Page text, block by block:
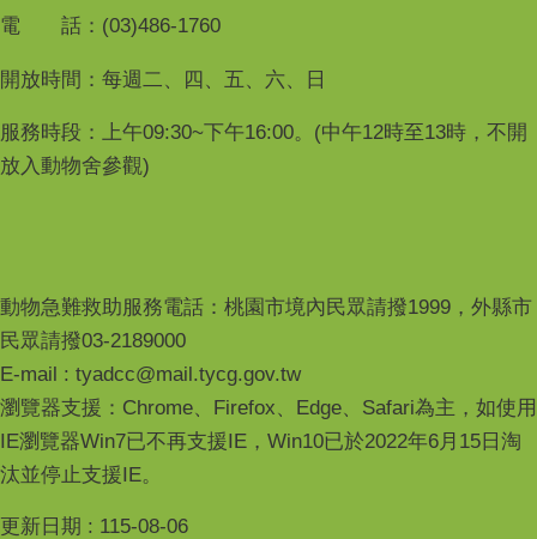
電 話：(03)486-1760
開放時間：每週二、四、五、六、日
服務時段：上午09:30~下午16:00。(中午12時至13時，不開
放入動物舍參觀)
動物急難救助服務電話：桃園市境內民眾請撥1999，外縣市
民眾請撥03-2189000
E-mail : tyadcc@mail.tycg.gov.tw
瀏覽器支援：Chrome、Firefox、Edge、Safari為主，如使用
IE瀏覽器Win7已不再支援IE，Win10已於2022年6月15日淘
汰並停止支援IE。
更新日期 115-08-06